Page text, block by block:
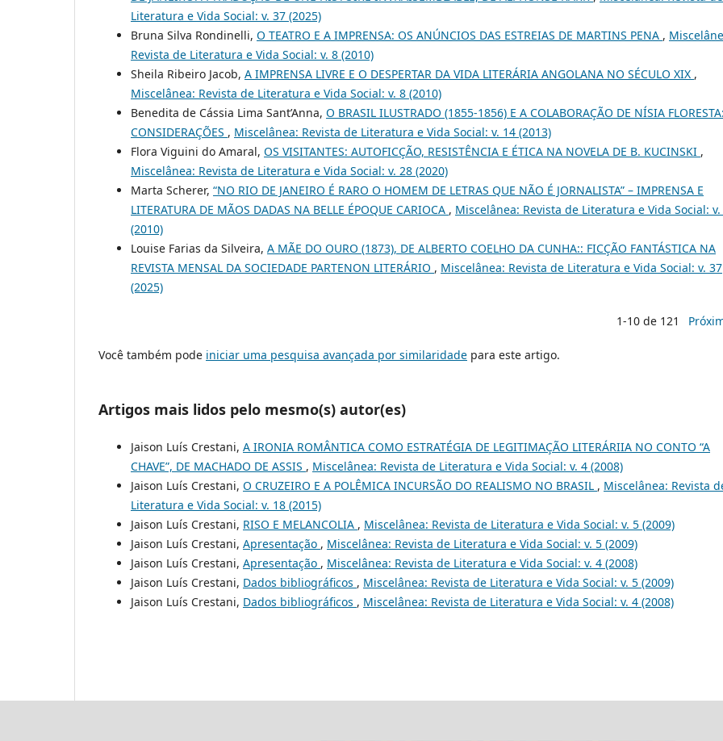
Literatura e Vida Social: v. 37 (2025)
Bruna Silva Rondinelli, O TEATRO E A IMPRENSA: OS ANÚNCIOS DAS ESTREIAS DE MARTINS PENA ,
Revista de Literatura e Vida Social: v. 8 (2010)
Sheila Ribeiro Jacob, A IMPRENSA LIVRE E O DESPERTAR DA VIDA LITERÁRIA ANGOLANA NO SÉCULO XIX ,
Miscelânea: Revista de Literatura e Vida Social: v. 8 (2010)
Benedita de Cássia Lima Sant’Anna, O BRASIL ILUSTRADO (1855-1856) E A COLABORAÇÃO DE NÍSIA FLORESTA:
CONSIDERAÇÕES , Miscelânea: Revista de Literatura e Vida Social: v. 14 (2013)
Flora Viguini do Amaral, OS VISITANTES: AUTOFICÇÃO, RESISTÊNCIA E ÉTICA NA NOVELA DE B. KUCINSKI ,
Miscelânea: Revista de Literatura e Vida Social: v. 28 (2020)
Marta Scherer, “NO RIO DE JANEIRO É RARO O HOMEM DE LETRAS QUE NÃO É JORNALISTA” – IMPRENSA E
LITERATURA DE MÃOS DADAS NA BELLE ÉPOQUE CARIOCA , Miscelânea: Revista de Literatura e Vida Social: v.
(2010)
Louise Farias da Silveira, A MÃE DO OURO (1873), DE ALBERTO COELHO DA CUNHA:: FICÇÃO FANTÁSTICA NA
REVISTA MENSAL DA SOCIEDADE PARTENON LITERÁRIO , Miscelânea: Revista de Literatura e Vida Social: v. 37
(2025)
1-10 de 121
Você também pode iniciar uma pesquisa avançada por similaridade para este artigo.
Artigos mais lidos pelo mesmo(s) autor(es)
Jaison Luís Crestani, A IRONIA ROMÂNTICA COMO ESTRATÉGIA DE LEGITIMAÇÃO LITERÁRIIA NO CONTO “A
CHAVE”, DE MACHADO DE ASSIS , Miscelânea: Revista de Literatura e Vida Social: v. 4 (2008)
Jaison Luís Crestani, O CRUZEIRO E A POLÊMICA INCURSÃO DO REALISMO NO BRASIL , Miscelânea: Revista
Literatura e Vida Social: v. 18 (2015)
Jaison Luís Crestani, RISO E MELANCOLIA , Miscelânea: Revista de Literatura e Vida Social: v. 5 (2009)
Jaison Luís Crestani, Apresentação , Miscelânea: Revista de Literatura e Vida Social: v. 5 (2009)
Jaison Luís Crestani, Apresentação , Miscelânea: Revista de Literatura e Vida Social: v. 4 (2008)
Jaison Luís Crestani, Dados bibliográficos , Miscelânea: Revista de Literatura e Vida Social: v. 5 (2009)
Jaison Luís Crestani, Dados bibliográficos , Miscelânea: Revista de Literatura e Vida Social: v. 4 (2008)